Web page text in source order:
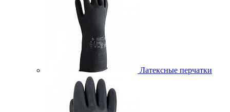
Латексные перчатки